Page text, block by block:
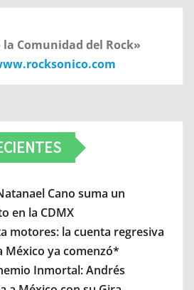
Comunidad del Rock»
Cano suma un
en la CDMX
motores: la cuenta regresiva
México ya comenzó*
Inmortal: Andrés